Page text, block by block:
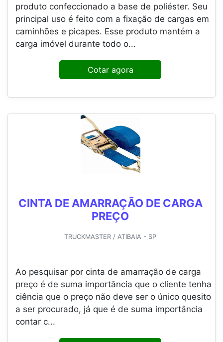
produto confeccionado a base de poliéster. Seu
principal uso é feito com a fixação de cargas em
caminhões e picapes. Esse produto mantém a
carga imóvel durante todo o...
Cotar agora
CINTA DE AMARRAÇÃO DE CARGA
PREÇO
TRUCKMASTER / ATIBAIA - SP
Ao pesquisar por cinta de amarração de carga
preço é de suma importância que o cliente tenha
ciência que o preço não deve ser o único quesito
a ser procurado, já que é de suma importância
contar c...